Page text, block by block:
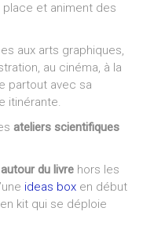
et animent des
aux arts graphiques,
au cinéma, à la
partout avec sa
itinérante.
ateliers scientifiques
du livre hors les
ideas box en début
kit qui se déploie